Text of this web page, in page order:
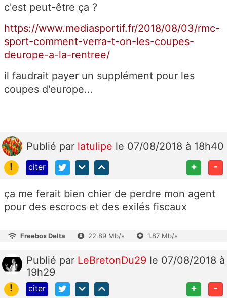
c'est peut-être ça ?
https://www.mediasportif.fr/2018/08/03/rmc-
sport-comment-verra-t-on-les-coupes-
deurope-a-la-rentree/
il faudrait payer un supplément pour les
coupes d'europe...
Publié par latulipe le 07/08/2018 à 18h40
!
citer + -
ça me ferait bien chier de perdre mon agent
pour des escrocs et des exilés fiscaux
Freebox Delta 22.89 Mb/s 1.87 Mb/s
Publié par LeBretonDu29 le 07/08/2018 à
19h29
!
citer + -